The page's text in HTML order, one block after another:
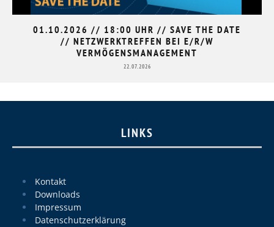
01.10.2026 // 18:00 UHR // SAVE THE DATE
// NETZWERKTREFFEN BEI E/R/W
VERMÖGENSMANAGEMENT
22.07.2026
LINKS
Kontakt
Downloads
Impressum
Datenschutzerklärung